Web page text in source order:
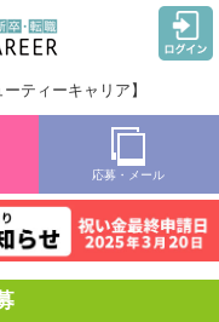
ティーキャリア】
応募・メール